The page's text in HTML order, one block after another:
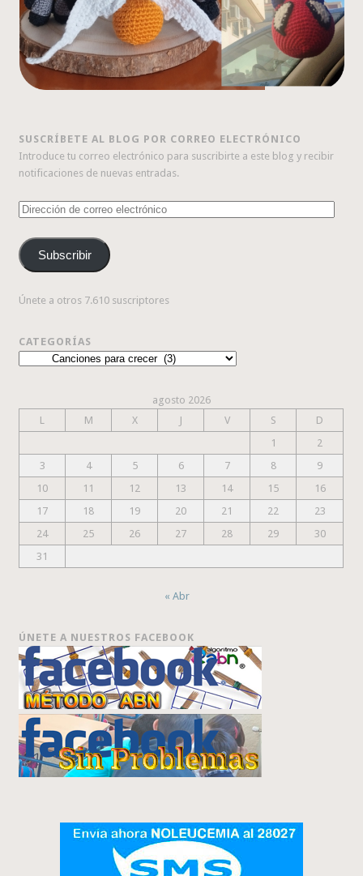
SUSCRÍBETE AL BLOG POR CORREO ELECTRÓNICO
Introduce tu correo electrónico para suscribirte a este blog y recibir
notificaciones de nuevas entradas.
Dirección
correo
electrónico
Subscribir
Únete a otros 7.610 suscriptores
CATEGORÍAS
Categorías
agosto 2026
L
M X J V S
D
1
2
3
4 5 6 7 8
9
10
11 12 13 14 15
16
17
18 19 20 21 22
23
24
25 26 27 28 29
30
31
« Abr
ÚNETE A NUESTROS FACEBOOK